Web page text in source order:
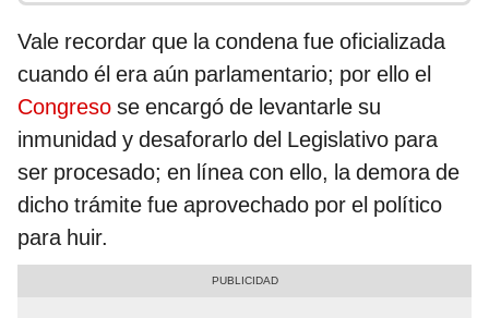
Vale recordar que la condena fue oficializada
cuando él era aún parlamentario; por ello el
Congreso se encargó de levantarle su
inmunidad y desaforarlo del Legislativo para
ser procesado; en línea con ello, la demora de
dicho trámite fue aprovechado por el político
para huir.